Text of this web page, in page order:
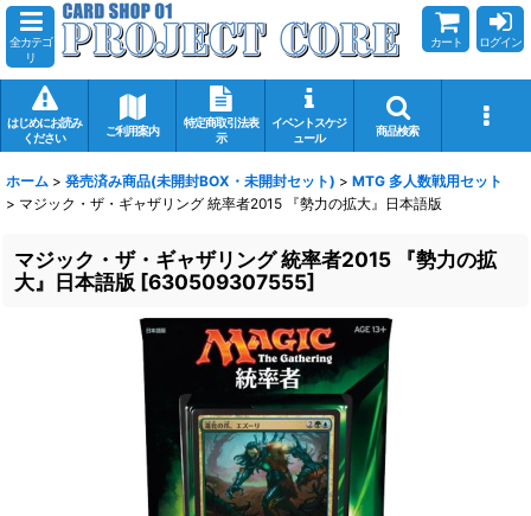
全カテゴ
リ
カート ログイン
はじめにお読み
ください
ご利用案内
特定商取引法表
示
イベントスケジ
ュール
商品検索
ホーム > 発売済み商品(未開封BOX・未開封セット) > MTG 多人数戦用セット
> マジック・ザ・ギャザリング 統率者2015 『勢力の拡大』日本語版
マジック・ザ・ギャザリング 統率者2015 『勢力の拡
大』日本語版 [630509307555]